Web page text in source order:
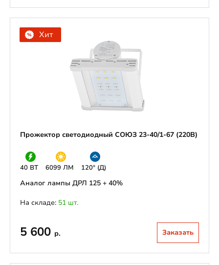
Хит
Прожектор светодиодный СОЮЗ 23-40/1-67 (220В)
40 ВТ 6099 ЛМ 120° (Д)
Аналог лампы ДРЛ 125 + 40%
На складе: 51 шт.
5 600 р. Заказать